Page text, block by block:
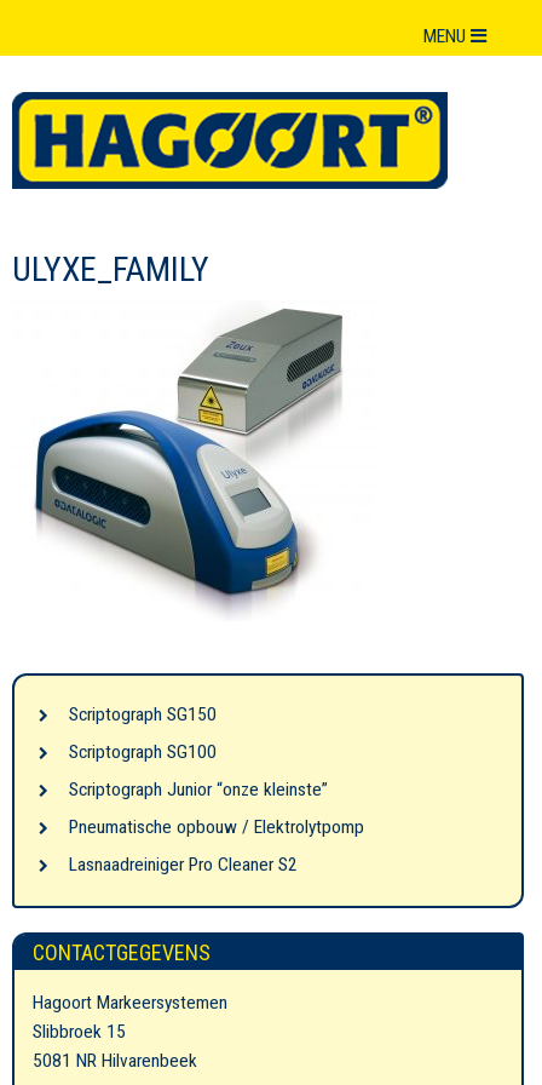
MENU
ULYXE_FAMILY
Scriptograph SG150
Scriptograph SG100
Scriptograph Junior “onze kleinste”
Pneumatische opbouw / Elektrolytpomp
Lasnaadreiniger Pro Cleaner S2
CONTACTGEGEVENS
Hagoort Markeersystemen
Slibbroek 15
5081 NR Hilvarenbeek